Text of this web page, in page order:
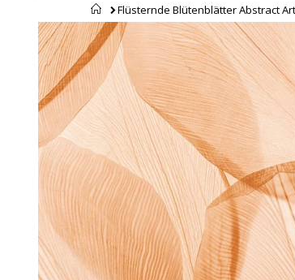
Startseite
Flüsternde Blütenblätter Abstract
Zum
Ende
der
Bildgalerie
springen
Zum
Anfang
der
Bildgalerie
springen